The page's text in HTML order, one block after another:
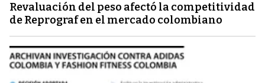
Revaluación del peso afectó la competitividad
de Reprograf en el mercado colombiano